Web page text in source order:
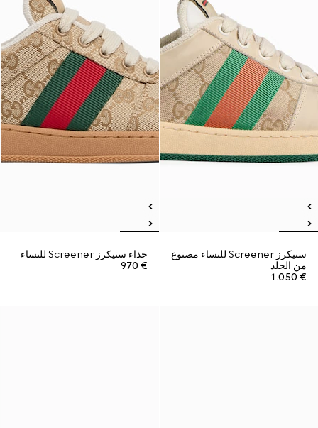
سنيكرز Screener للنساء مصنوع
من الجلد
€ 1.050
حذاء سنيكرز Screener للنساء
€ 970